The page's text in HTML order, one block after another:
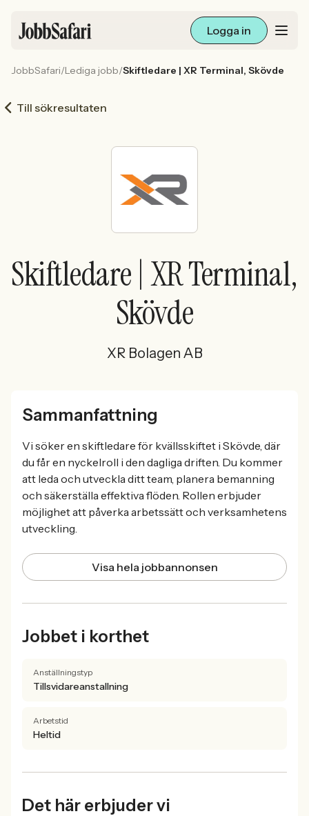
Logga in
Arbetsliv och karriär
För arbetsgivare
Sök med AI
Ny här? Skapa konto
JobbSafari/Lediga jobb/Skiftledare | XR Terminal, Skövde
Till sökresultaten
Skiftledare | XR Terminal,
Skövde
XR Bolagen AB
Sammanfattning
Vi söker en skiftledare för kvällsskiftet i Skövde, där
du får en nyckelroll i den dagliga driften. Du kommer
att leda och utveckla ditt team, planera bemanning
och säkerställa effektiva flöden. Rollen erbjuder
möjlighet att påverka arbetssätt och verksamhetens
utveckling.
Visa hela jobbannonsen
Jobbet i korthet
Anställningstyp
Tillsvidareanstallning
Arbetstid
Heltid
Det här erbjuder vi